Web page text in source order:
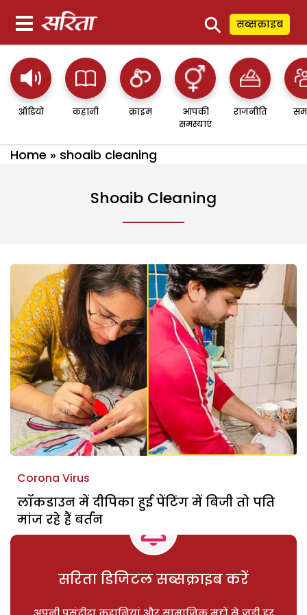
⚲ सब्सक्राइब
ऑडियो कहानी क्राइम
आपकी
समस्याएं
राजनीति
Home » shoaib cleaning
Shoaib Cleaning
Corona Virus
लॉकडाउन में दीपिका हुई पेंटिंग में बिजी तो पति
मांज रहे हैं बर्तन
सरिता डिजिटल सब्सक्राइब करें